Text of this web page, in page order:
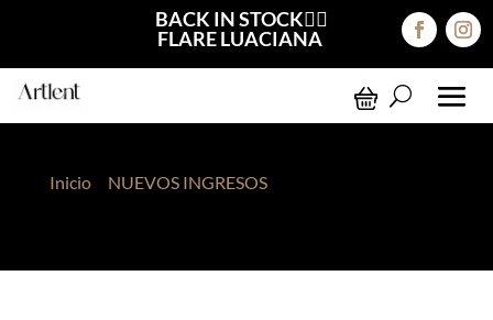
BACK IN STOCK❤️‍🔥
FLARE LUACIANA
Inicio> NUEVOS INGRESOS> Básico Algodón